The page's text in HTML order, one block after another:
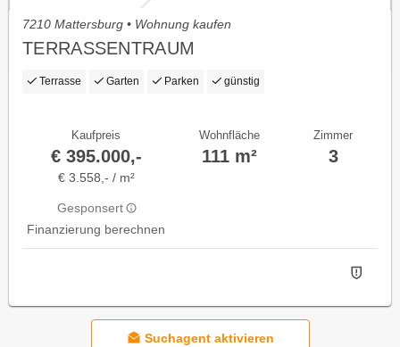
7210 Mattersburg • Wohnung kaufen
TERRASSENTRAUM
Terrasse Garten Parken günstig
Kaufpreis
€ 395.000,-
€ 3.558,- / m²
Gesponsert
Finanzierung berechnen
Wohnfläche
111 m²
Zimmer
3
Suchagent aktivieren